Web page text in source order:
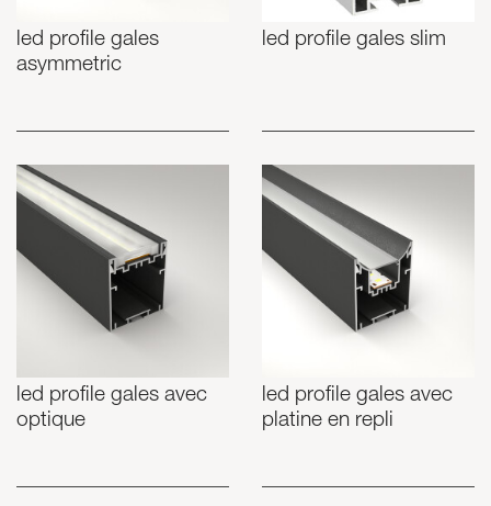
led profile gales
asymmetric
led profile gales slim
led profile gales avec
optique
led profile gales avec
platine en repli